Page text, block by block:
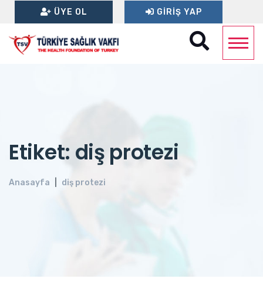
ÜYE OL GIRIŞ YAP
Etiket: diş protezi
Anasayfa diş protezi